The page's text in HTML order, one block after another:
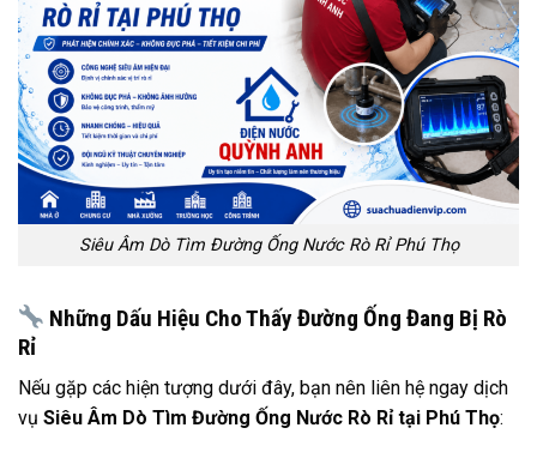
Siêu Âm Dò Tìm Đường Ống Nước Rò Rỉ Phú Thọ
Những Dấu Hiệu Cho Thấy Đường Ống Đang Bị Rò
Rỉ
Nếu gặp các hiện tượng dưới đây, bạn nên liên hệ ngay dịch
vụ Siêu Âm Dò Tìm Đường Ống Nước Rò Rỉ tại Phú Thọ: